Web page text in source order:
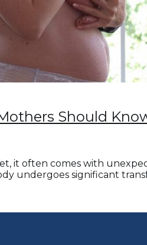
Should
it often comes with
undergoes significant